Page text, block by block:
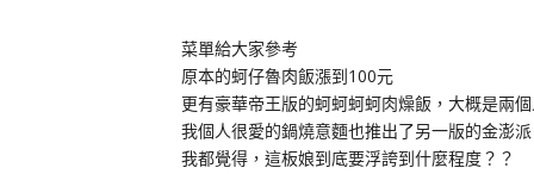
菜單給大家參考
原本的蚵仔魯肉飯漲到100元
更有豪華帝王版的蚵蚵蚵蚵肉燥飯，大概是兩
我個人很愛的鍋燒意麵也推出了另一版的金澎派
我都覺得，這板娘到底要浮誇到什麼程度？？